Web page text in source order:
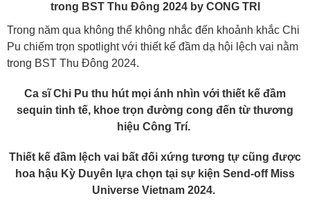
trong BST Thu Đông 2024 by CONG TRI
Trong năm qua không thể không nhắc đến khoảnh khắc Chi
Pu chiếm trọn spotlight với thiết kế đầm dạ hội lệch vai nằm
trong BST Thu Đông 2024.
Ca sĩ Chi Pu thu hút mọi ánh nhìn với thiết kế đầm
sequin tinh tế, khoe trọn đường cong đến từ thương
hiệu Công Trí.
Thiết kế đầm lệch vai bất đối xứng tương tự cũng được
hoa hậu Kỳ Duyên lựa chọn tại sự kiện Send-off Miss
Universe Vietnam 2024.